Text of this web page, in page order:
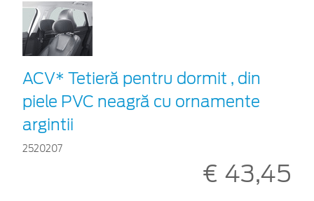
ACV* Tetieră pentru dormit , din
piele PVC neagră cu ornamente
argintii
2520207
€ 43,45